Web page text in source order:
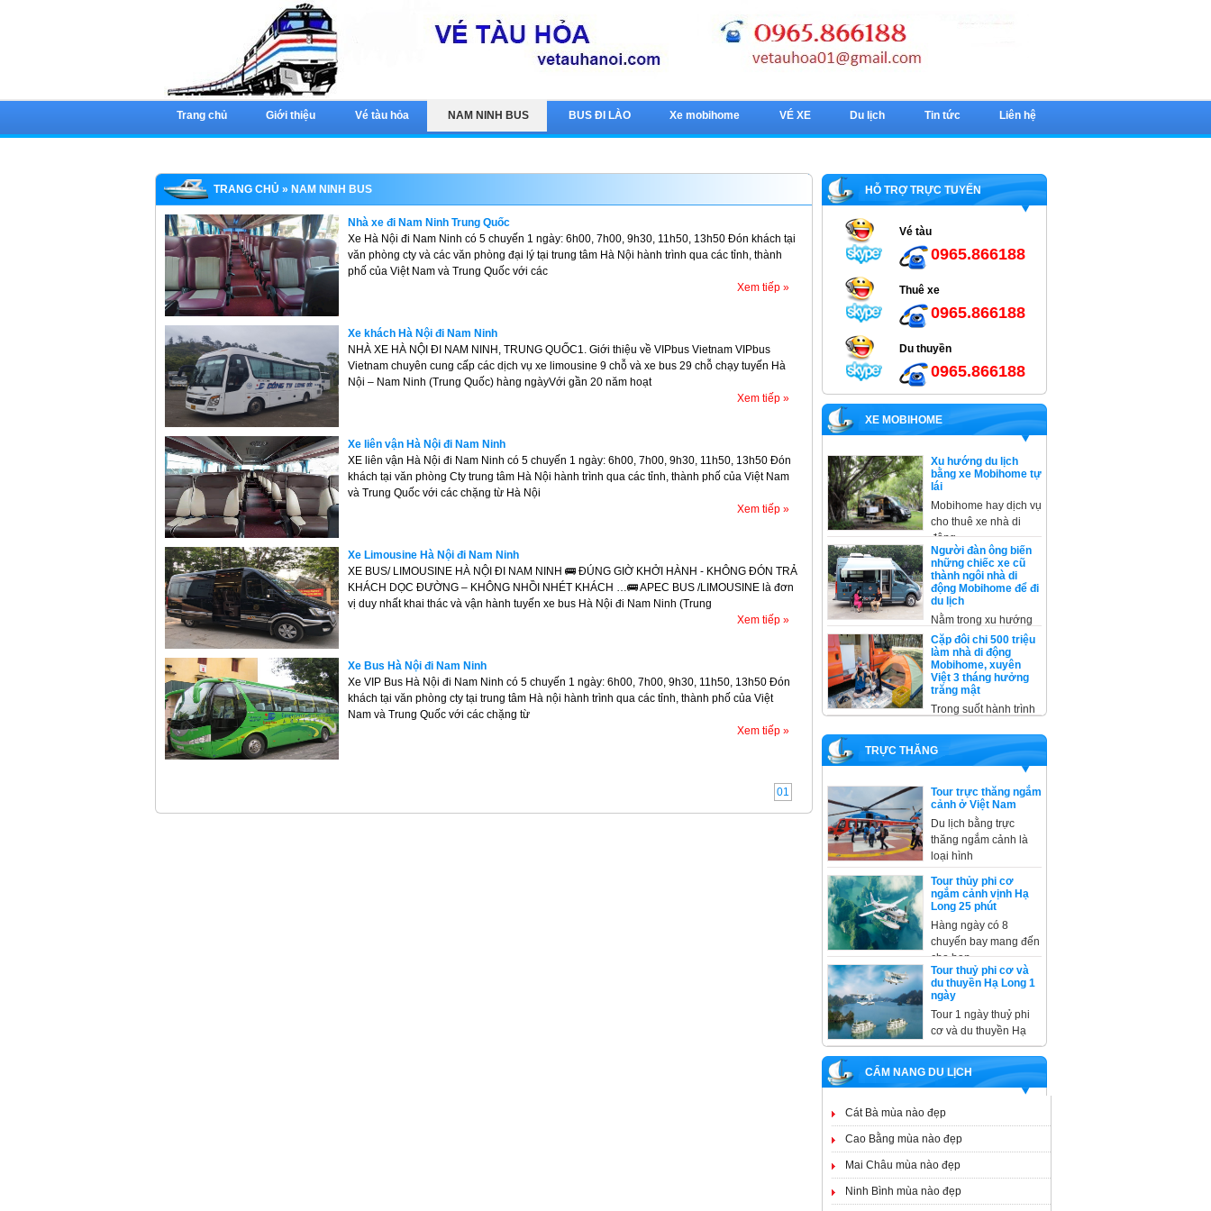
Trang chủ Giới thiệu Vé tàu hỏa NAM NINH BUS BUS ĐI LÀO Xe mobihome VÉ XE Du lịch Tin tức Liên hệ
TRANG CHỦ » NAM NINH BUS
Nhà xe đi Nam Ninh Trung Quốc
Xe Hà Nội đi Nam Ninh có 5 chuyến 1 ngày: 6h00, 7h00, 9h30, 11h50, 13h50 Đón khách tại
văn phòng cty và các văn phòng đại lý tại trung tâm Hà Nội hành trình qua các tỉnh, thành
phố của Việt Nam và Trung Quốc với các
Xem tiếp »
Xe khách Hà Nội đi Nam Ninh
NHÀ XE HÀ NỘI ĐI NAM NINH, TRUNG QUỐC1. Giới thiệu về VIPbus Vietnam VIPbus
Vietnam chuyên cung cấp các dịch vụ xe limousine 9 chỗ và xe bus 29 chỗ chạy tuyến Hà
Nội – Nam Ninh (Trung Quốc) hàng ngàyVới gần 20 năm hoạt
Xem tiếp »
Xe liên vận Hà Nội đi Nam Ninh
XE liên vận Hà Nội đi Nam Ninh có 5 chuyến 1 ngày: 6h00, 7h00, 9h30, 11h50, 13h50 Đón
khách tại văn phòng Cty trung tâm Hà Nội hành trình qua các tỉnh, thành phố của Việt Nam
và Trung Quốc với các chặng từ Hà Nội
Xem tiếp »
Xe Limousine Hà Nội đi Nam Ninh
XE BUS/ LIMOUSINE HÀ NỘI ĐI NAM NINH 🚌 ĐÚNG GIỜ KHỞI HÀNH - KHÔNG ĐÓN TRẢ
KHÁCH DỌC ĐƯỜNG – KHÔNG NHỒI NHÉT KHÁCH …🚌 APEC BUS /LIMOUSINE là đơn
vị duy nhất khai thác và vận hành tuyến xe bus Hà Nội đi Nam Ninh (Trung
Xem tiếp »
Xe Bus Hà Nội đi Nam Ninh
Xe VIP Bus Hà Nội đi Nam Ninh có 5 chuyến 1 ngày: 6h00, 7h00, 9h30, 11h50, 13h50 Đón
khách tại văn phòng cty tại trung tâm Hà nội hành trình qua các tỉnh, thành phố của Việt
Nam và Trung Quốc với các chặng từ
Xem tiếp »
01
HỖ TRỢ TRỰC TUYẾN
Vé tàu
0965.866188
Thuê xe
0965.866188
Du thuyền
0965.866188
XE MOBIHOME
Xu hướng du lịch
bằng xe Mobihome tự
lái
Mobihome hay dịch vụ
cho thuê xe nhà di
động
Người đàn ông biến
những chiếc xe cũ
thành ngôi nhà di
động Mobihome để đi
du lịch
Nằm trong xu hướng
cải tạo, không thể
không kể
Cặp đôi chi 500 triệu
làm nhà di động
Mobihome, xuyên
Việt 3 tháng hưởng
trăng mật
Trong suốt hành trình
TRỰC THĂNG
Tour trực thăng ngắm
cảnh ở Việt Nam
Du lịch bằng trực
thăng ngắm cảnh là
loại hình
Tour thủy phi cơ
ngắm cảnh vịnh Hạ
Long 25 phút
Hàng ngày có 8
chuyến bay mang đến
cho bạn
Tour thuỷ phi cơ và
du thuyền Hạ Long 1
ngày
Tour 1 ngày thuỷ phi
cơ và du thuyền Hạ
CẨM NANG DU LỊCH
Cát Bà mùa nào đẹp
Cao Bằng mùa nào đẹp
Mai Châu mùa nào đẹp
Ninh Bình mùa nào đẹp